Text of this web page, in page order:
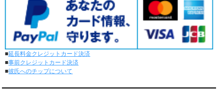
レンタル彼氏と153回の通常デートがありました。
レンタル彼氏と1回のオンラインデートがありました。
5/11～5/17
レンタル彼氏と164回の通常デートがありました。
レンタル彼氏と2回のオンラインデートがありました。
5/4～5/10
レンタル彼氏と151回の通常デートがありました。
レンタル彼氏と2回のオンラインデートがありました。
■延長料金クレジットカード決済
■事前クレジットカード決済
■彼氏へのチップについて